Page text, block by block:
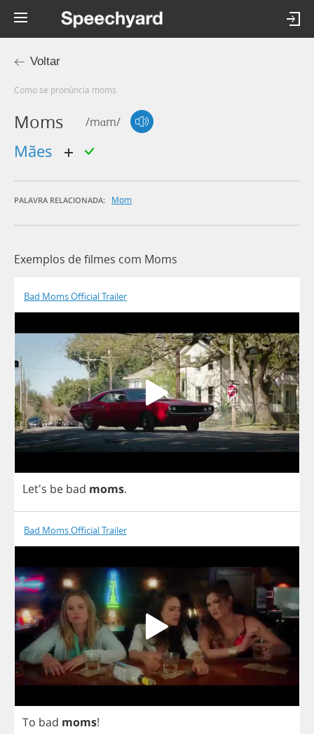
Voltar
Como se pronúncia moms
Moms /mɑm/
mães
PALAVRA RELACIONADA: Mom
Exemplos de filmes com Moms
Bad Moms Official Trailer
Let's be bad moms.
Bad Moms Official Trailer
To bad moms!